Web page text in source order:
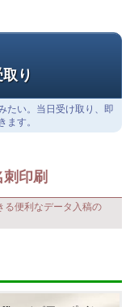
り
たい。当日受け取り、即
ます。
印刷
る便利なデータ入稿の